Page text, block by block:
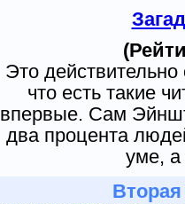
Это
что есть такие
впервые. Сам
два процента
уме, а